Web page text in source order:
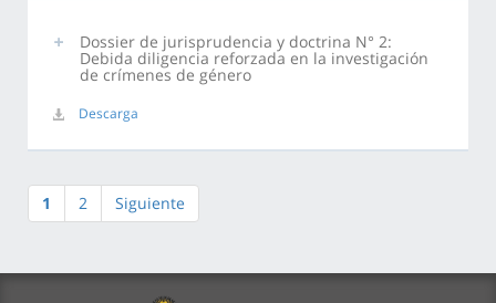
Dossier de jurisprudencia y doctrina N° 2:
Debida diligencia reforzada en la investigación
de crímenes de género
Descarga
1 2 Siguiente